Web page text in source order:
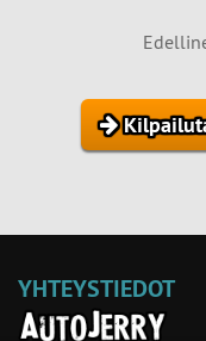
YHTEYSTIEDOT